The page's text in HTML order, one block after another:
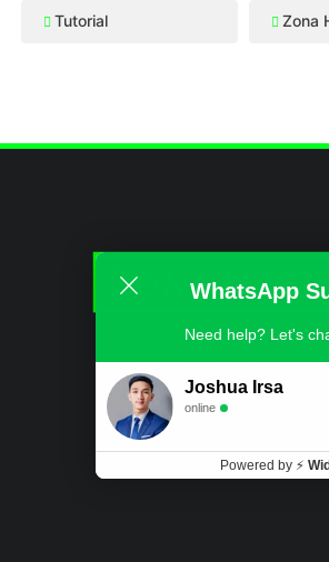
Tutorial Zona
PRIVACY POLICY
© COPYRIGHTZONA
WhatsApp
Need help? Let's
Joshua Irsa
online
Powered by ⚡